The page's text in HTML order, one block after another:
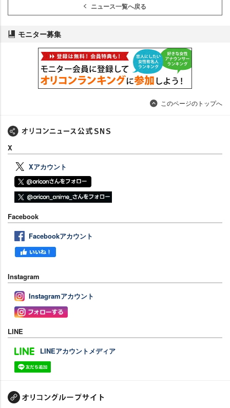
ニュース一覧へ戻る
モニター募集
このページのトップへ
X
Xアカウント
Facebook
Facebookアカウント
Instagram
Instagramアカウント
LINE
LINEアカウントメディア